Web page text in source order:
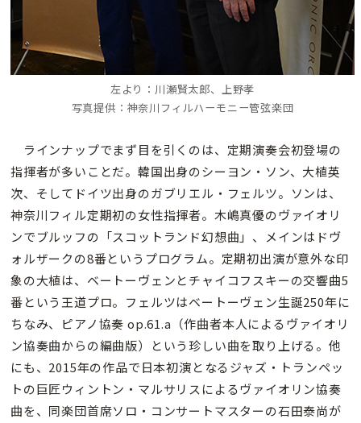
左より：川瀬賢太郎、上野孝
写真提供：神奈川フィルハーモニー管弦楽団
ラインナップでまず目を引くのは、定期演奏会初登場の
指揮者が多いことだ。韓国出身のシーヨン・ソン、大植英
次、そしてドイツ出身のガブリエル・フェルツ。ソンは、
神奈川フィル定期初の女性指揮者。木嶋真優のヴァイオリ
ンでブルッフの「スコットランド幻想曲」、メインはドヴ
ォルザークの8番というプログラム。定期初出演が意外な印
象の大植は、ベートーヴェンとチャイコフスキーの交響曲5
番という王道プロ。フェルツはベートーヴェン生誕250年に
ちなみ、ピアノ協奏 op.61.a（作曲者本人によるヴァイオリ
ン協奏曲からの編曲版）という珍しい曲を取り上げる。他
にも、2015年の作品で日本初演となるジャズ・トランペッ
トの巨匠ウィントン・マルサリスによるヴァイオリン協奏
曲を、同楽団首席ソロ・コンサートマスターの石田泰尚が